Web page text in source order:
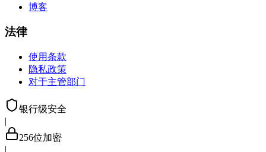
博客
法律
使用条款
隐私政策
对于主管部门
银行级安全
|
256位加密
|